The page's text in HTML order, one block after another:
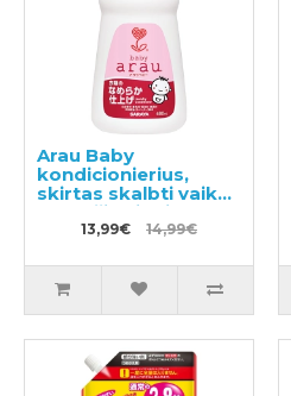
Arau Baby
kondicionierius,
skirtas skalbti vaikų
drabužius ir kitus
skalbinius 480ml
13,99€ 14,99€